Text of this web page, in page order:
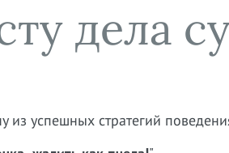
дела
успешных стратегий